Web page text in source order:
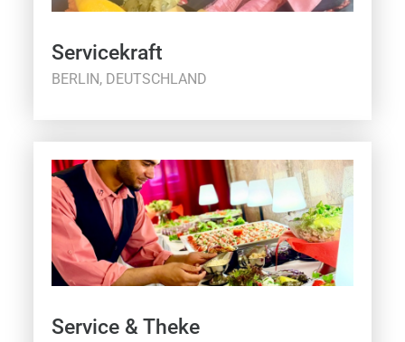
Servicekraft
BERLIN, DEUTSCHLAND
Service & Theke